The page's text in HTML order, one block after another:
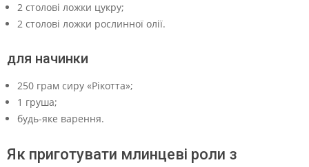
2 столові ложки цукру;
2 столові ложки рослинної олії.
для начинки
250 грам сиру «Рікотта»;
1 груша;
будь-яке варення.
Як приготувати млинцеві роли з